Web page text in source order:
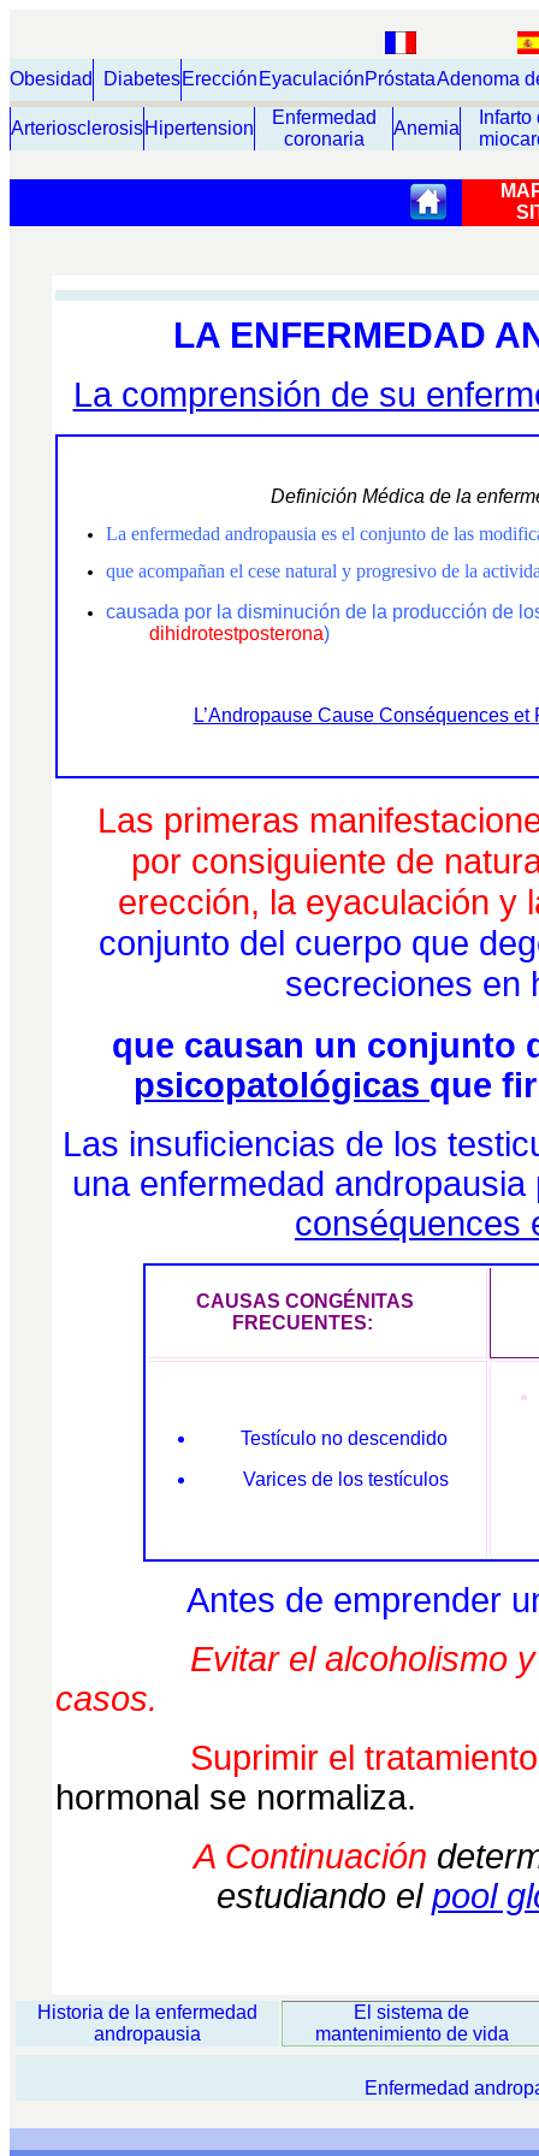
Obesidad DiabetesErección EyaculaciónPróstataAdenoma
ArteriosclerosisHipertension
Enfermedad
coronaria
Anemia
Infarto
LA ENFERMEDAD
La comprensión de su
Definición Médica de la
La enfermedad andropausia es el conjunto de las
que acompañan el cese natural y progresivo de la
causada por la disminución de la producción de
dihidrotestposterona)
L’Andropause Cause Conséquences et
Las primeras
por consiguiente de
erección, la eyaculación y
conjunto del cuerpo que
secreciones en
que causan un conjunto
psicopatológicas que
Las insuficiencias de los
una enfermedad
conséquences
CAUSAS CONGÉNITAS
FRECUENTES:
Testículo no descendido
Varices de los testículos
Antes de emprender una
Evitar el alcoholismo y el
casos.
Suprimir el tratamiento
hormonal se normaliza.
A Continuación
estudiando el pool
Historia de la enfermedad
andropausia
El sistema de
mantenimiento de vida
Enfermedad